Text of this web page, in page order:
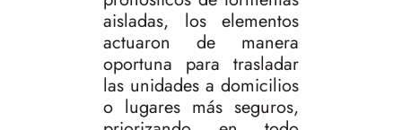
aisladas, los elementos
actuaron de manera
oportuna para trasladar
las unidades a domicilios
o lugares más seguros,